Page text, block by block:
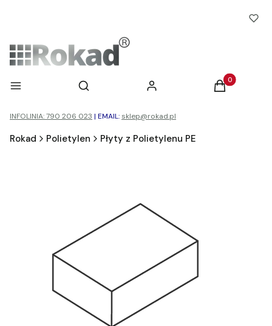
Menu Otwórz wyszukiwarkę
Szukaj Zaloguj się Produkty w
Koszyk
INFOLINIA: 790 206 023 | EMAIL: sklep@rokad.pl
Rokad Polietylen Płyty z Polietylenu PE